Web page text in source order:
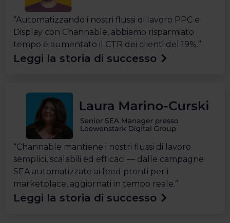
“Automatizzando i nostri flussi di lavoro PPC e
Display con Channable, abbiamo risparmiato
tempo e aumentato il CTR dei clienti del 19%.”
Leggi la storia di successo
“Channable mantiene i nostri flussi di lavoro
semplici, scalabili ed efficaci — dalle campagne
SEA automatizzate ai feed pronti per i
marketplace, aggiornati in tempo reale.”
Leggi la storia di successo